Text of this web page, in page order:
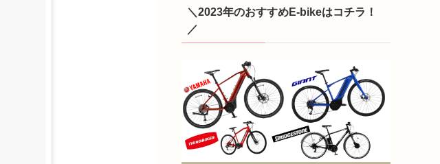
＼2023年のおすすめE-bikeはコチラ！
／